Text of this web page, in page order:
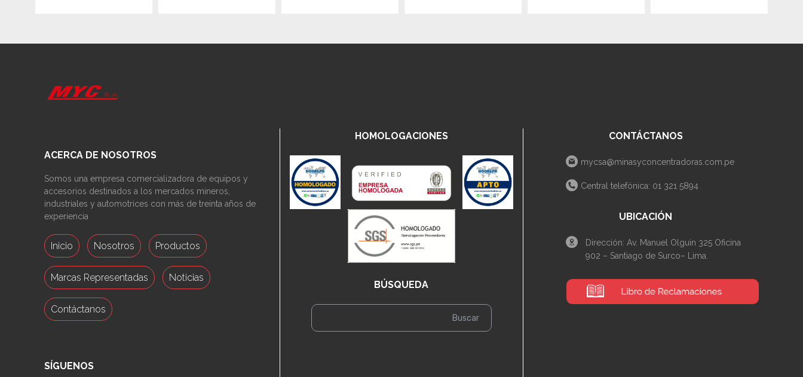
ACERCA DE NOSOTROS
Somos una empresa comercializadora de equipos y
accesorios destinados a los mercados mineros,
industriales y automotrices con más de treinta años de
experiencia
Inicio Nosotros Productos
Marcas Representadas Noticias
Contáctanos
SÍGUENOS
HOMOLOGACIONES
BÚSQUEDA
CONTÁCTANOS
mycsa@minasyconcentradoras.com.pe
Central telefónica: 01 321 5894
UBICACIÓN
Dirección: Av. Manuel Olguin 325 Oficina
902 – Santiago de Surco– Lima.